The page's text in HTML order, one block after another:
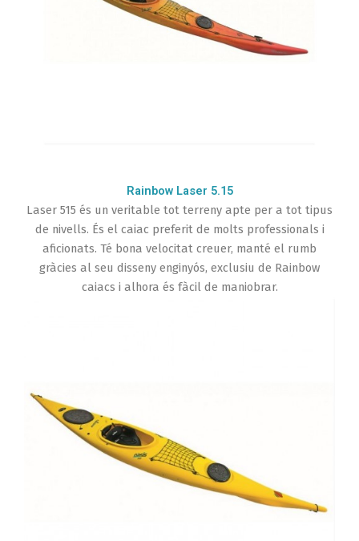
Rainbow Laser 5.15
Laser 515 és un veritable tot terreny apte per a tot tipus
de nivells. És el caiac preferit de molts professionals i
aficionats. Té bona velocitat creuer, manté el rumb
gràcies al seu disseny enginyós, exclusiu de Rainbow
caiacs i alhora és fàcil de maniobrar.